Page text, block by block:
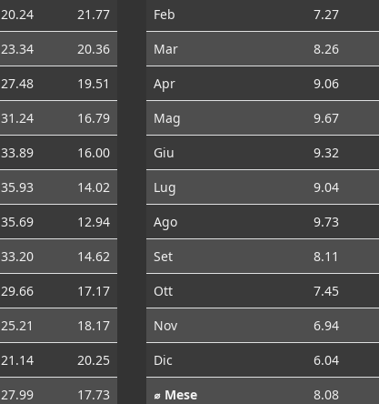
20.24
21.77
23.34
20.36
27.48
19.51
31.24
16.79
33.89
16.00
35.93
14.02
35.69
12.94
33.20
14.62
29.66
17.17
25.21
18.17
21.14
20.25
27.99 17.73
Feb
7.27
Mar
8.26
Apr
9.06
Mag
9.67
Giu
9.32
Lug
9.04
Ago
9.73
Set
8.11
Ott
7.45
Nov
6.94
Dic
6.04
⌀ Mese
8.08